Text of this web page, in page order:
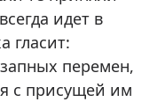
идет в
гласит:
перемен,
с присущей им